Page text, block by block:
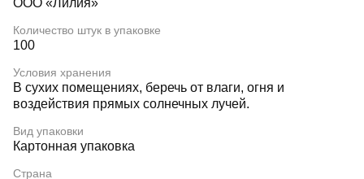
ООО «Лилия»
Количество штук в упаковке
100
Условия хранения
В сухих помещениях, беречь от влаги, огня и
воздействия прямых солнечных лучей.
Вид упаковки
Картонная упаковка
Страна